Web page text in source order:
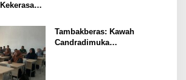
Tambakberas: Kawah
Candradimuka